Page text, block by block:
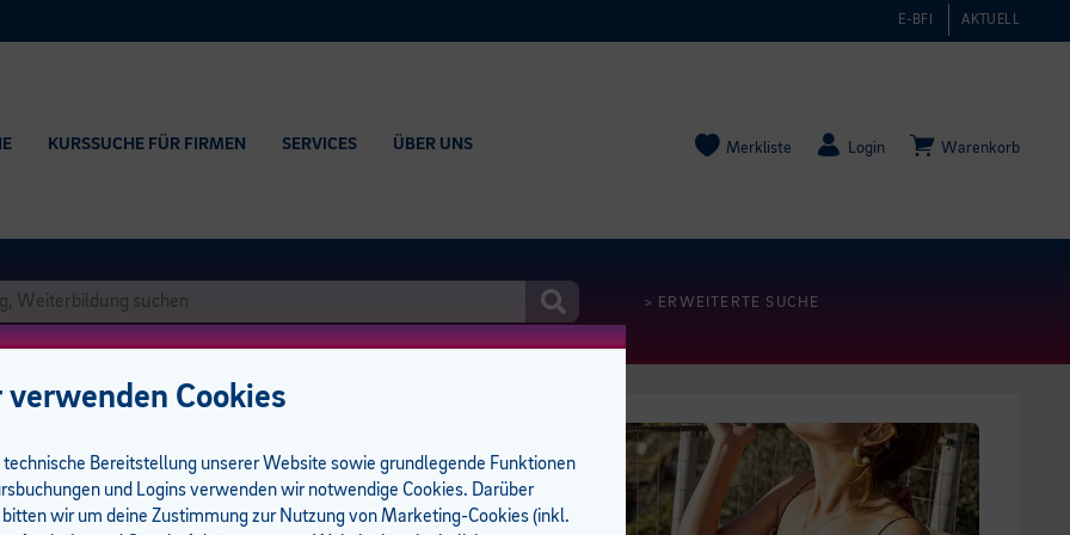
E-BFI AKTUELL
KURSSUCHE FÜR FIRMEN SERVICES ÜBER UNS Merkliste Login Warenkorb
> ERWEITERTE SUCHE
Cookies
technische Bereitstellung unserer Website sowie grundlegende Funktionen
und Logins verwenden wir notwendige Cookies. Darüber
bitten wir um deine Zustimmung zur Nutzung von Marketing-Cookies (inkl.